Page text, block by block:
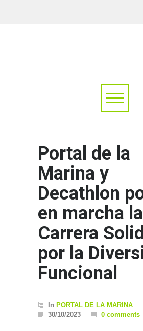
Portal de la
Marina y
Decathlon
en marcha
Carrera
por la
Funcional
In PORTAL DE LA MARINA
30/10/2023
0 comments